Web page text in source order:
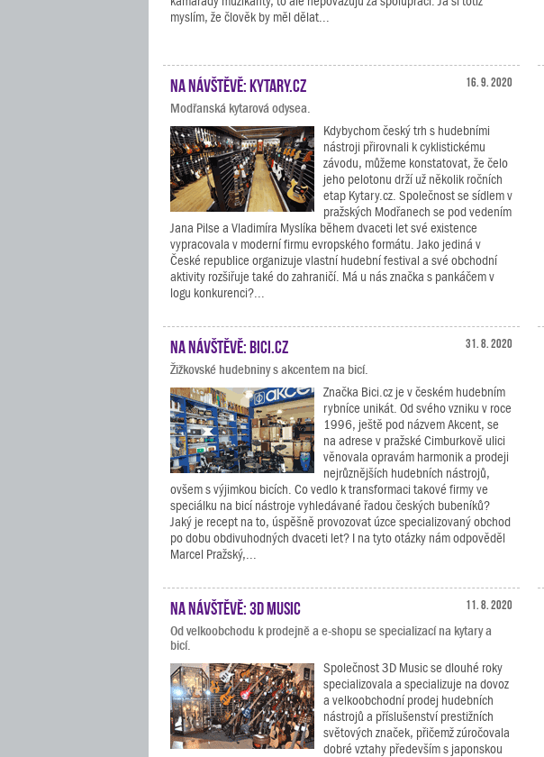
myslím, že člověk by měl dělat...
16. 9. 2020
Na návštěvě: Kytary.cz
Modřanská kytarová odysea.
Kdybychom český trh s hudebními
nástroji přirovnali k cyklistickému
závodu, můžeme konstatovat, že čelo
jeho pelotonu drží už několik ročních
etap Kytary.cz. Společnost se sídlem v
pražských Modřanech se pod vedením
Jana Pilse a Vladimíra Myslíka během dvaceti let své existence
vypracovala v moderní firmu evropského formátu. Jako jediná v
České republice organizuje vlastní hudební festival a své obchodní
aktivity rozšiřuje také do zahraničí. Má u nás značka s pankáčem v
logu konkurenci?...
31. 8. 2020
Na návštěvě: Bici.cz
Žižkovské hudebniny s akcentem na bicí.
Značka Bici.cz je v českém hudebním
rybníce unikát. Od svého vzniku v roce
1996, ještě pod názvem Akcent, se
na adrese v pražské Cimburkově ulici
věnovala opravám harmonik a prodeji
nejrůznějších hudebních nástrojů,
ovšem s výjimkou bicích. Co vedlo k transformaci takové firmy ve
speciálku na bicí nástroje vyhledávané řadou českých bubeníků?
Jaký je recept na to, úspěšně provozovat úzce specializovaný obchod
po dobu obdivuhodných dvaceti let? I na tyto otázky nám odpověděl
Marcel Pražský,...
11. 8. 2020
Na návštěvě: 3D Music
Od velkoobchodu k prodejně a e-shopu se specializací na kytary a
bicí.
Společnost 3D Music se dlouhé roky
specializovala a specializuje na dovoz
a velkoobchodní prodej hudebních
nástrojů a příslušenství prestižních
světových značek, přičemž zúročovala
dobré vztahy především s japonskou